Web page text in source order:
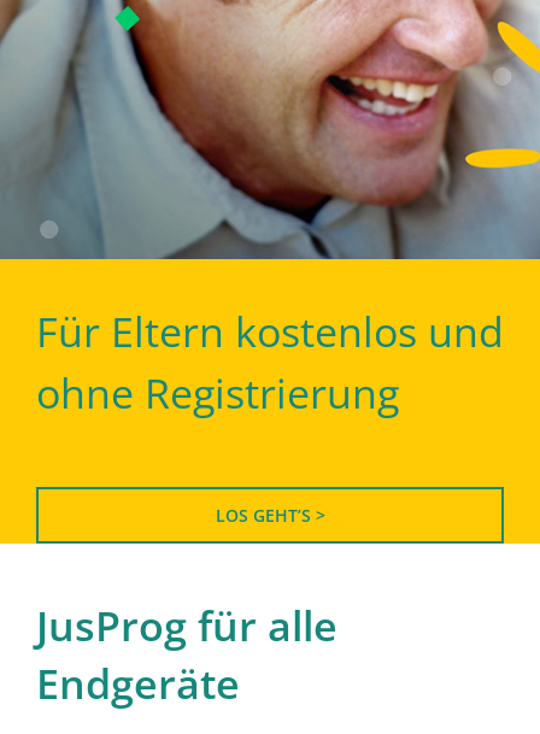
Für Eltern kostenlos und
ohne Registrierung
LOS GEHT’S >
JusProg für alle
Endgeräte